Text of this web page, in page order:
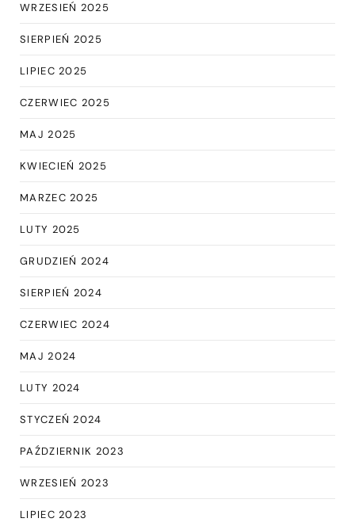
WRZESIEŃ 2025
SIERPIEŃ 2025
LIPIEC 2025
CZERWIEC 2025
MAJ 2025
KWIECIEŃ 2025
MARZEC 2025
LUTY 2025
GRUDZIEŃ 2024
SIERPIEŃ 2024
CZERWIEC 2024
MAJ 2024
LUTY 2024
STYCZEŃ 2024
PAŹDZIERNIK 2023
WRZESIEŃ 2023
LIPIEC 2023